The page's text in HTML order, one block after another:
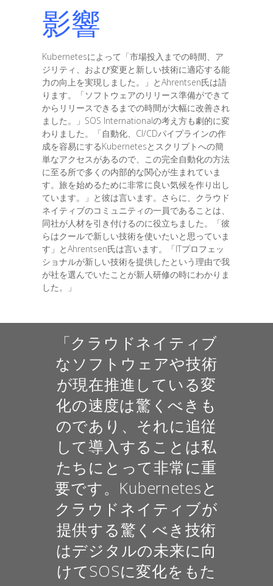
影響
Kubernetesによって「市場投入までの時間、ア
ジリティ、および変更と新しい技術に適応する能
力の向上を実現しました。」とAhrentsen氏は語
ります。「ソフトウェアのリリース準備ができて
からリリースできるまでの時間が大幅に改善され
ました。」SOS Internationalの考え方も劇的に変
わりました。「自動化、CI/CDパイプラインの作
成を容易にするKubernetesとスクリプトへの簡
単なアクセスがあるので、この完全自動化の方法
に至る所で多くの内部的な関心が生まれていま
す。旅を始めるために非常に良い気候を作り出し
ています。」と彼は言います。さらに、クラウド
ネイティブのコミュニティの一員であることは、
同社が人材を引き付けるのに役立ちました。「彼
らはクールで新しい技術を使いたいと思っていま
す」とAhrentsen氏は言います。「ITプロフェッ
ショナルが新しい技術を提供したという理由で我
が社を選んでいたことが新人研修の時にわかりま
した。」
「クラウドネイティブ
なソフトウェアや技術
が現在推進している変
化の速度は驚くべきも
のであり、それに追従
して導入することは私
たちにとって非常に重
要です。Kubernetesと
クラウドネイティブが
提供する驚くべき技術
はデジタルの未来に向
けてSOSに変化をもた